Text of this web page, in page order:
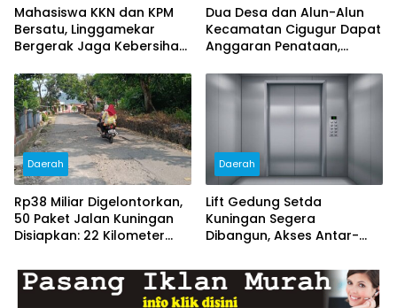
Mahasiswa KKN dan KPM
Bersatu, Linggamekar
Bergerak Jaga Kebersihan
Dua Desa dan Alun-Alun
Kecamatan Cigugur Dapat
Anggaran Penataan,
Publik yang Lebih Terang
dan Nyaman
Daerah
Rp38 Miliar Digelontorkan,
50 Paket Jalan Kuningan
Disiapkan: 22 Kilometer
Daerah
Lift Gedung Setda
Kuningan Segera
Dibangun, Akses Antar-